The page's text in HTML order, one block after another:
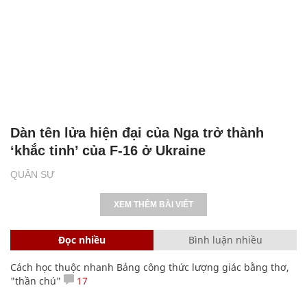
QUÂN SỰ
Dàn tên lửa hiện đại của Nga trở thành
‘khắc tinh’ của F-16 ở Ukraine
XEM THÊM BÀI VIẾT
Đọc nhiều Bình luận nhiều
Cách học thuộc nhanh Bảng công thức lượng giác bằng thơ,
"thần chú"
17